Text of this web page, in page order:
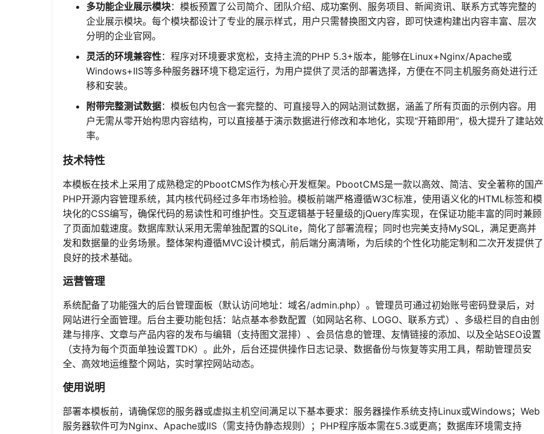
多功能企业展示模块：模板预置了公司简介、团队介绍、成功案例、服务项目、新闻资讯、联系方式等完整的
企业展示模块。每个模块都设计了专业的展示样式，用户只需替换图文内容，即可快速构建出内容丰富、层次
分明的企业官网。
灵活的环境兼容性：程序对环境要求宽松，支持主流的PHP 5.3+版本，能够在Linux+Nginx/Apache或
Windows+IIS等多种服务器环境下稳定运行，为用户提供了灵活的部署选择，方便在不同主机服务商处进行迁
移和安装。
附带完整测试数据：模板包内包含一套完整的、可直接导入的网站测试数据，涵盖了所有页面的示例内容。用
户无需从零开始构思内容结构，可以直接基于演示数据进行修改和本地化，实现“开箱即用”，极大提升了建站效
率。
技术特性
本模板在技术上采用了成熟稳定的PbootCMS作为核心开发框架。PbootCMS是一款以高效、简洁、安全著称的国产
PHP开源内容管理系统，其内核代码经过多年市场检验。模板前端严格遵循W3C标准，使用语义化的HTML标签和模
块化的CSS编写，确保代码的易读性和可维护性。交互逻辑基于轻量级的jQuery库实现，在保证功能丰富的同时兼顾
了页面加载速度。数据库默认采用无需单独配置的SQLite，简化了部署流程；同时也完美支持MySQL，满足更高并
发和数据量的业务场景。整体架构遵循MVC设计模式，前后端分离清晰，为后续的个性化功能定制和二次开发提供了
良好的技术基础。
运营管理
系统配备了功能强大的后台管理面板（默认访问地址：域名/admin.php）。管理员可通过初始账号密码登录后，对
网站进行全面管理。后台主要功能包括：站点基本参数配置（如网站名称、LOGO、联系方式）、多级栏目的自由创
建与排序、文章与产品内容的发布与编辑（支持图文混排）、会员信息的管理、友情链接的添加、以及全站SEO设置
（支持为每个页面单独设置TDK）。此外，后台还提供操作日志记录、数据备份与恢复等实用工具，帮助管理员安
全、高效地运维整个网站，实时掌控网站动态。
使用说明
部署本模板前，请确保您的服务器或虚拟主机空间满足以下基本要求：服务器操作系统支持Linux或Windows；Web
服务器软件可为Nginx、Apache或IIS（需支持伪静态规则）；PHP程序版本需在5.3或更高；数据库环境需支持